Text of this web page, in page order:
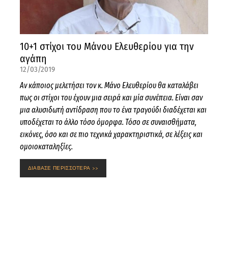
10+1 στίχοι του Μάνου Ελευθερίου για την
αγάπη
12/03/2019
Αν κάποιος μελετήσει τον κ. Μάνο Ελευθερίου θα καταλάβει
πως οι στίχοι του έχουν μια σειρά και μία συνέπεια. Είναι σαν
μια αλυσιδωτή αντίδραση που το ένα τραγούδι διαδέχεται και
υποδέχεται το άλλο τόσο όμορφα. Τόσο σε συναισθήματα,
εικόνες, όσο και σε πιο τεχνικά χαρακτηριστικά, σε λέξεις και
ομοιοκαταληξίες.
ΔΙΑΒΑΣΕ ΠΕΡΙΣΣΟΤΕΡΑ >>